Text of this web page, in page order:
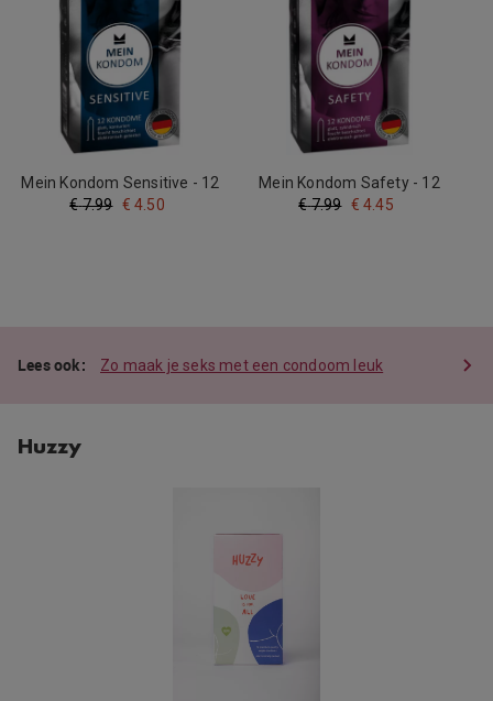
Mein Kondom Sensitive - 12
Condooms
€ 7.99 € 4.50
Mein Kondom Safety - 12
Condooms
€ 7.99 € 4.45
Zo maak je seks met een condoom leuk
Huzzy